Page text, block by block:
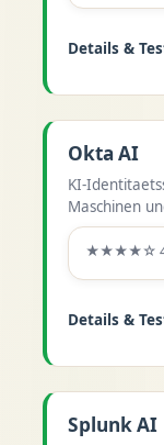
Details &
Okta AI
KI-
Maschinen
★★★★☆
Details &
Splunk AI